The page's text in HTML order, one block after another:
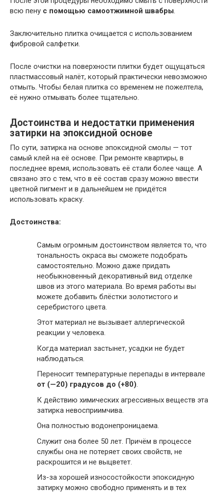
всю пену с помощью самоотжимной швабры.
Заключительно плитка очищается с использованием
фибровой салфетки.
После очистки на поверхности плитки будет ощущаться
пластмассовый налёт, который практически невозможно
отмыть. Чтобы белая плитка со временем не пожелтела,
её нужно отмывать более тщательно.
Достоинства и недостатки применения
затирки на эпоксидной основе
По сути, затирка на основе эпоксидной смолы — тот
самый клей на её основе. При ремонте квартиры, в
последнее время, использовать её стали более чаще. А
связано это с тем, что в её состав сразу можно ввести
цветной пигмент и в дальнейшем не придётся
использовать краску.
Достоинства:
Самым огромным достоинством является то, что
тональность окраса вы сможете подобрать
самостоятельно. Можно даже придать
необыкновенный декоративный вид отделке
швов из этого материала. Во время работы вы
можете добавить блёстки золотистого и
серебристого цвета.
Этот материал не вызывает аллергической
реакции у человека.
Когда материал застынет, усадки не будет
наблюдаться.
Переносит температурные перепады в интервале
от (—20) градусов до (+80).
К действию химических агрессивных веществ эта
затирка невосприимчива.
Она полностью водонепроницаема.
Служит она более 50 лет. Причём в процессе
службы она не потеряет своих свойств, не
раскрошится и не выцветет.
Из-за хорошей износостойкости эпоксидную
затирку можно свободно применять и в тех